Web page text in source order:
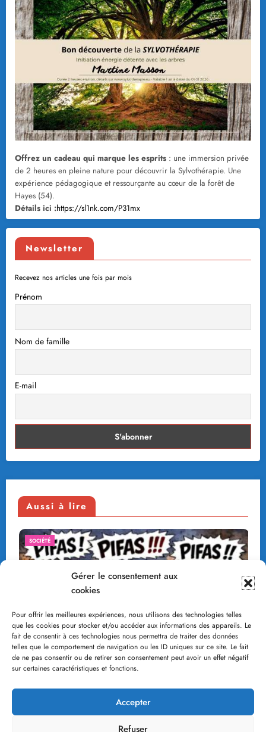
Gérer le consentement aux
cookies
Pour offrir les meilleures expériences, nous utilisons des technologies telles
que les cookies pour stocker et/ou accéder aux informations des appareils. Le
fait de consentir à ces technologies nous permettra de traiter des données
telles que le comportement de navigation ou les ID uniques sur ce site. Le fait
de ne pas consentir ou de retirer son consentement peut avoir un effet négatif
sur certaines caractéristiques et fonctions.
Accepter
Refuser
Offrez un cadeau qui marque les esprits : une immersion privée
de 2 heures en pleine nature pour découvrir la Sylvothérapie. Une
expérience pédagogique et ressourçante au cœur de la forêt de
Hayes (54).
Détails ici :https://sl1nk.com/P31mx
Newsletter
Recevez nos articles une fois par mois
Prénom
Nom de famille
E-mail
Aussi à lire
SOCIÉTÉ
La voiture thermique, le pétrole
de l’indépendance énergétique
8 mars 2026